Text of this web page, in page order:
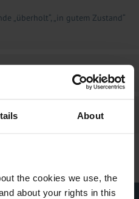
About
the cookies we use, the
about your rights in this
„überholt“, „in gutem Zustand“
anbieten?